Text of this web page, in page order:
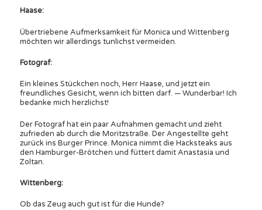
Haase:
Übertriebene Aufmerksamkeit für Monica und Wittenberg
möchten wir allerdings tunlichst vermeiden.
Fotograf:
Ein kleines Stückchen noch, Herr Haase, und jetzt ein
freundliches Gesicht, wenn ich bitten darf. — Wunderbar! Ich
bedanke mich herzlichst!
Der Fotograf hat ein paar Aufnahmen gemacht und zieht
zufrieden ab durch die Moritzstraße. Der Angestellte geht
zurück ins Burger Prince. Monica nimmt die Hacksteaks aus
den Hamburger-Brötchen und füttert damit Anastasia und
Zoltan.
Wittenberg:
Ob das Zeug auch gut ist für die Hunde?